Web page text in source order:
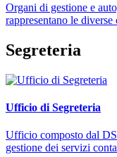
Organi di gestione e
rappresentano le
Segreteria
Ufficio di Segreteria
Ufficio composto dal
gestione dei servizi